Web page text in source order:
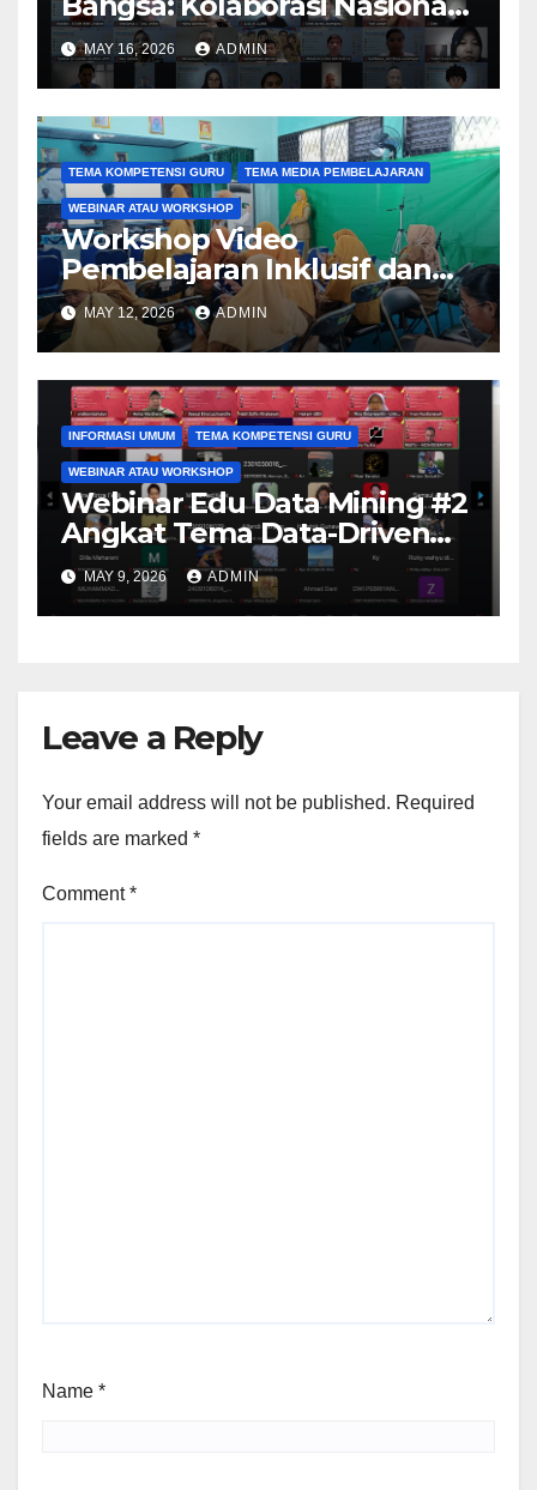
Perguruan Tinggi
Tingkatkan Literasi dan
Keamanan Siber Generasi
Muda melalui Kegiatan PkM
MAY 16, 2026 ADMIN
TEMA KOMPETENSI GURU TEMA MEDIA PEMBELAJARAN
WEBINAR ATAU WORKSHOP
Workshop Video
Pembelajaran Inklusif dan
Aksesibel Angkat
Pengembangan Media
Adaptif Berbasis Canva di
SKH Negeri 01 Kabupaten
Tangerang
MAY 12, 2026 ADMIN
INFORMASI UMUM TEMA KOMPETENSI GURU
WEBINAR ATAU WORKSHOP
Webinar Edu Data Mining #2
Angkat Tema Data-Driven
Learning Analytics
MAY 9, 2026 ADMIN
Leave a Reply
Your email address will not be published. Required
fields are marked *
Comment*
Name *